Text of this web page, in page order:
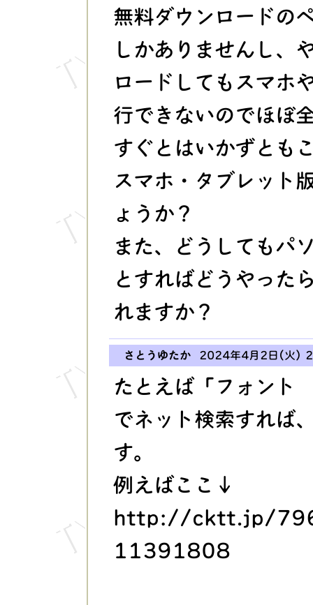
無料ダウンロードの
しかありませんし、
ロードしてもスマホ
行できないのでほぼ
すぐとはいかずとも
スマホ・タブレット
ょうか？
また、どうしてもパ
とすればどうやった
れますか？
さとうゆたか 2024年4月2日(火)
たとえば「フォン
でネット検索すれば
す。
例えばここ↓
http://cktt.jp/
11391808